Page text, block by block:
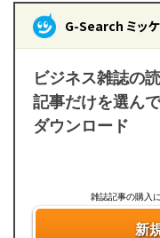
G-Search ミッケ
ビジネス雑誌の
記事だけを選んで
ダウンロード
雑誌記事の購入
新